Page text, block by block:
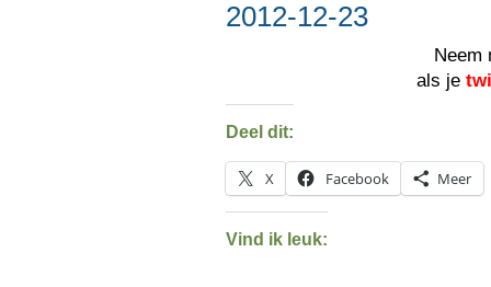
2012-12-23
Neem
als je
Deel dit:
X Facebook Meer
Vind ik leuk: